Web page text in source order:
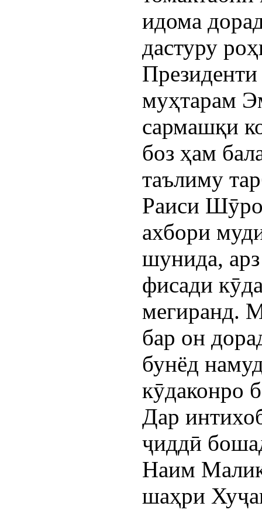
идома
дастуру
муҳтарам
сармашқи
боз ҳам
таълиму
Раиси
ахбори
шунида,
фисади
мегиранд.
бар он
бунёд
кӯдаконро
Дар
ҷиддӣ
Наим
шаҳри